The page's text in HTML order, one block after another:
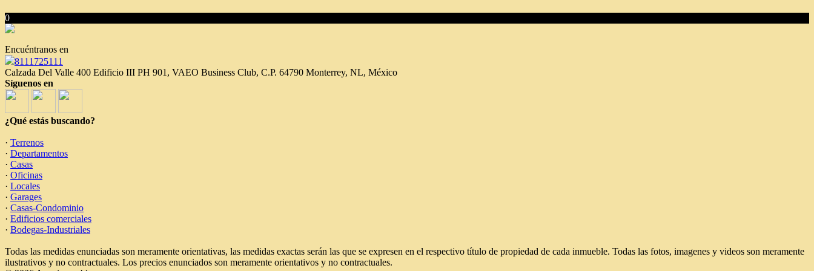
0
Encuéntranos en
8111725111
Calzada Del Valle 400 Edificio III PH 901, VAEO Business Club, C.P. 64790 Monterrey, NL, México
Síguenos en
¿Qué estás buscando?
· Terrenos
· Departamentos
· Casas
· Oficinas
· Locales
· Garages
· Casas-Condominio
· Edificios comerciales
· Bodegas-Industriales
Todas las medidas enunciadas son meramente orientativas, las medidas exactas serán las que se expresen en el respectivo título de propiedad de cada inmueble. Todas las fotos, imagenes y videos son meramente
ilustrativos y no contractuales. Los precios enunciados son meramente orientativos y no contractuales.